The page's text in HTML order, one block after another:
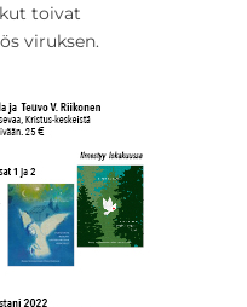
toivat
viruksen.